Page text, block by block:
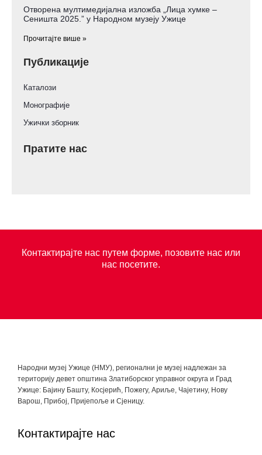
Отворена мултимедијална изложба „Лица хумке –
Сеништа 2025.” у Народном музеју Ужице
Прочитајте више »
Публикације
Каталози
Монографије
Ужички зборник
Пратите нас
Контактирајте нас путем форме, позовите нас или
нас посетите.
Народни музеј Ужице (НМУ), регионални je музеј надлежан за
територију девет општина Златиборског управног округа и Град
Ужице: Бајину Башту, Косјерић, Пожегу, Ариље, Чајетину, Нову
Варош, Прибој, Пријепоље и Сјеницу.
Контактирајте нас